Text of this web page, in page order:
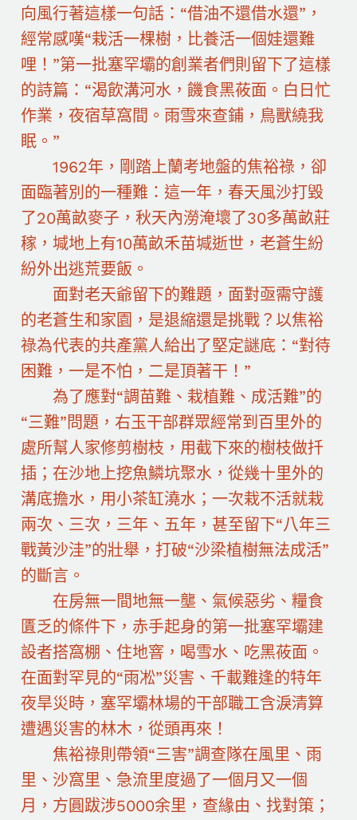
向風行著這樣一句話：“借油不還借水還”，
經常感嘆“栽活一棵樹，比養活一個娃還難
哩！”第一批塞罕壩的創業者們則留下了這樣
的詩篇：“渴飲溝河水，饑食黑莜面。白日忙
作業，夜宿草窩間。雨雪來查鋪，鳥獸繞我
眠。”
1962年，剛踏上蘭考地盤的焦裕祿，卻
面臨著別的一種難：這一年，春天風沙打毀
了20萬畝麥子，秋天內澇淹壞了30多萬畝莊
稼，堿地上有10萬畝禾苗堿逝世，老蒼生紛
紛外出逃荒要飯。
面對老天爺留下的難題，面對亟需守護
的老蒼生和家園，是退縮還是挑戰？以焦裕
祿為代表的共產黨人給出了堅定謎底：“對待
困難，一是不怕，二是頂著干！”
為了應對“調苗難、栽植難、成活難”的
“三難”問題，右玉干部群眾經常到百里外的
處所幫人家修剪樹枝，用截下來的樹枝做扦
插；在沙地上挖魚鱗坑聚水，從幾十里外的
溝底擔水，用小茶缸澆水；一次栽不活就栽
兩次、三次，三年、五年，甚至留下“八年三
戰黃沙洼”的壯舉，打破“沙梁植樹無法成活”
的斷言。
在房無一間地無一壟、氣候惡劣、糧食
匱乏的條件下，赤手起身的第一批塞罕壩建
設者搭窩棚、住地窨，喝雪水、吃黑莜面。
在面對罕見的“雨凇”災害、千載難逢的特年
夜旱災時，塞罕壩林場的干部職工含淚清算
遭遇災害的林木，從頭再來！
焦裕祿則帶領“三害”調查隊在風里、雨
里、沙窩里、急流里度過了一個月又一個
月，方圓跋涉5000余里，查緣由、找對策；